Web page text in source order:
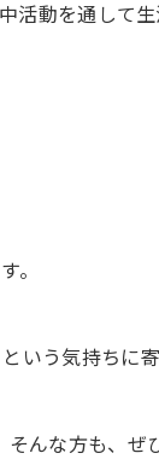
活動を通して
。
いう気持ちに
そんな方も、ぜ